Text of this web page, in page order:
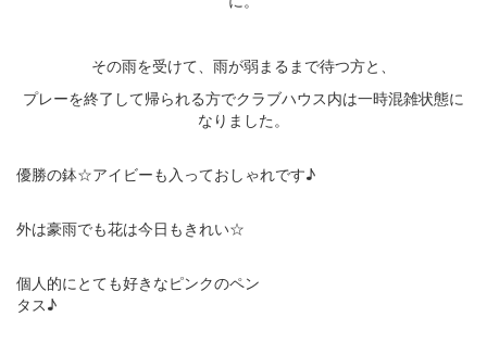
その雨を受けて、雨が弱まるまで待つ方と、
プレーを終了して帰られる方でクラブハウス内は一時混雑状態に
なりました。
優勝の鉢☆アイビーも入っておしゃれです♪
外は豪雨でも花は今日もきれい☆
個人的にとても好きなピンクのペン
タス♪